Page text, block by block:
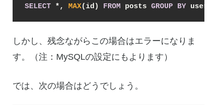
SELECT *, MAX(id) FROM posts GROUP BY
しかし、残念ながらこの場合はエラーになりま
す。（注：MySQLの設定にもよります）
では、次の場合はどうでしょう。